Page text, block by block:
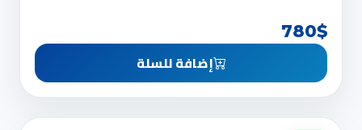
780$
إضافة للسلة